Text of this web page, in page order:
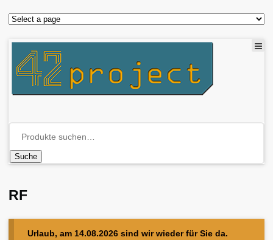
Suche
RF
Urlaub, am 14.08.2026 sind wir wieder für Sie da.